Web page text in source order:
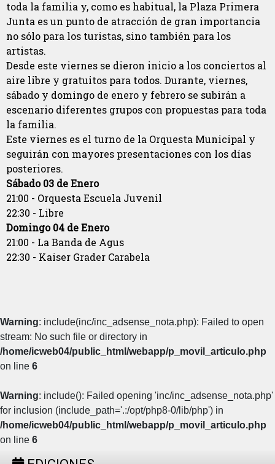
toda la familia y, como es habitual, la Plaza Primera
Junta es un punto de atracción de gran importancia
no sólo para los turistas, sino también para los
artistas.
Desde este viernes se dieron inicio a los conciertos al
aire libre y gratuitos para todos. Durante, viernes,
sábado y domingo de enero y febrero se subirán a
escenario diferentes grupos con propuestas para toda
la familia.
Este viernes es el turno de la Orquesta Municipal y
seguirán con mayores presentaciones con los días
posteriores.
Sábado 03 de Enero
21:00 - Orquesta Escuela Juvenil
22:30 - Libre
Domingo 04 de Enero
21:00 - La Banda de Agus
22:30 - Kaiser Grader Carabela
Warning: include(inc/inc_adsense_nota.php): Failed to open
stream: No such file or directory in
/home/icweb04/public_html/webapp/p_movil_articulo.php
on line 6
Warning: include(): Failed opening 'inc/inc_adsense_nota.php'
for inclusion (include_path='.:/opt/php8-0/lib/php') in
/home/icweb04/public_html/webapp/p_movil_articulo.php
on line 6